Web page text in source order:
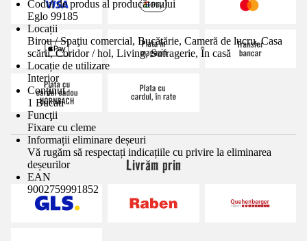
Codul de produs al producătorului
Eglo 99185
Locații
Birou / Spaţiu comercial, Bucătărie, Cameră de lucru, Casa
scării, Coridor / hol, Living, Sufragerie, În casă
Locație de utilizare
Interior
Conţinut
1 Bucati
Funcţii
Fixare cu cleme
Informații eliminare deșeuri
Vă rugăm să respectați indicațiile cu privire la eliminarea
deșeurilor
EAN
9002759991852
Livrăm prin